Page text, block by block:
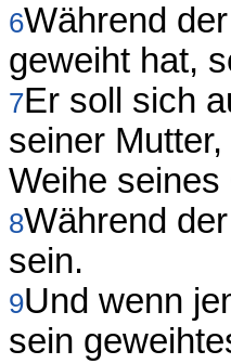
6Während
geweiht hat,
7Er soll sich
seiner
Weihe seines
8Während
sein.
9Und wenn
sein